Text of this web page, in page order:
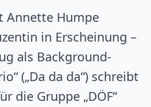
Annette Humpe
in Erscheinung –
als Background-
(„Da da da“) schreibt
die Gruppe „DÖF“